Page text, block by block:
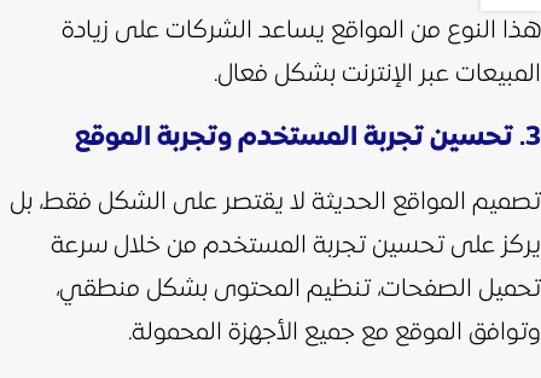
هذا النوع من المواقع يساعد الشركات على زيادة
المبيعات عبر الإنترنت بشكل فعال.
3. تحسين تجربة المستخدم وتجربة الموقع
تصميم المواقع الحديثة لا يقتصر على الشكل فقط، بل
يركز على تحسين تجربة المستخدم من خلال سرعة
تحميل الصفحات، تنظيم المحتوى بشكل منطقي،
وتوافق الموقع مع جميع الأجهزة المحمولة.